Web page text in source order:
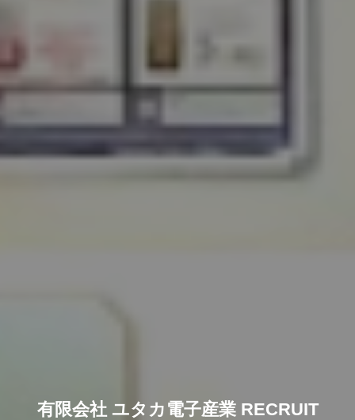
有限会社 ユタカ電子産業 RECRUIT